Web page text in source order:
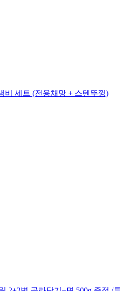
비 세트 (전용채망 + 스텐뚜껑)